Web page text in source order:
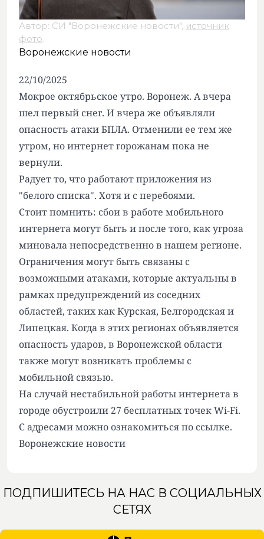
Автор: СИ "Воронежские новости", источник
фото.
Воронежские новости
22/10/2025
Мокрое октябрьское утро. Воронеж. А вчера
шел первый снег. И вчера же объявляли
опасность атаки БПЛА. Отменили ее тем же
утром, но интернет горожанам пока не
вернули.
Радует то, что работают приложения из
"белого списка". Хотя и с перебоями.
Стоит помнить: сбои в работе мобильного
интернета могут быть и после того, как угроза
миновала непосредственно в нашем регионе.
Ограничениямогут быть связаны с
возможными атаками, которые актуальны в
рамках предупреждений из соседних
областей, таких как Курская, Белгородская и
Липецкая. Когда в этих регионах объявляется
опасность ударов, в Воронежской области
также могут возникать проблемы с
мобильной связью.
На случай нестабильной работы интернета в
городе обустроили 27 бесплатных точек Wi-Fi.
С адресами можно ознакомитьсяпо ссылке.
Воронежские новости
ПОДПИШИТЕСЬ НА НАС В СОЦИАЛЬНЫХ
СЕТЯХ